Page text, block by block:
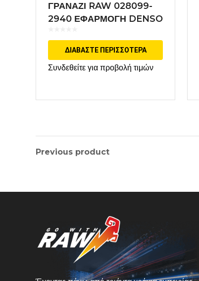
ΓΡΑΝΑΖΙ RAW 028099-
2940 ΕΦΑΡΜΟΓΗ DENSO
ΔΙΑΒΆΣΤΕ ΠΕΡΙΣΣΌΤΕΡΑ
Συνδεθείτε για προβολή τιμών
Previous product